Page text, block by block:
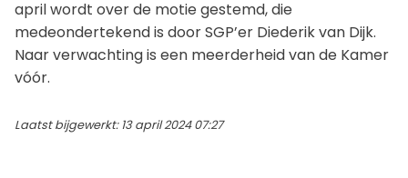
april wordt over de motie gestemd, die
medeondertekend is door SGP’er Diederik van Dijk.
Naar verwachting is een meerderheid van de Kamer
vóór.
Laatst bijgewerkt: 13 april 2024 07:27